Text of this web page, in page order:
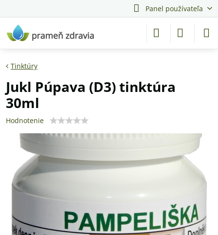
Panel používateľa
Tinktúry
Jukl Púpava (D3) tinktúra
30ml
Hodnotenie